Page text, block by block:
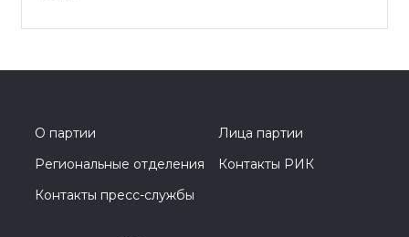
О партии
Лица партии
Региональные отделения
Контакты РИК
Контакты пресс-службы